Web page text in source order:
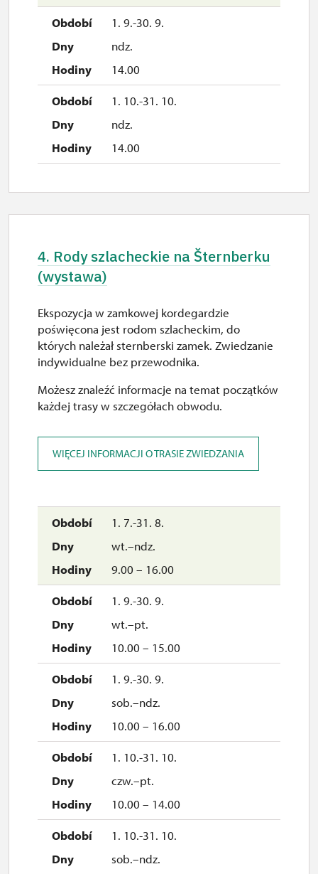
26. 12.
sob.
10.00 – 15.00
27. 12.
ndz.
10.00 – 15.00
28. 12.
10.00 – 15.00
wt.
30. 12.
śr.
10.00 – 15.00
1. 9.-30. 9.
ndz.
14.00
1. 10.-31. 10.
ndz.
14.00
4. Rody szlacheckie na Šternberku
(wystawa)
1. 7.-31. 8.
wt.–ndz.
9.00 – 16.00
1. 9.-30. 9.
wt.–pt.
10.00 – 15.00
1. 9.-30. 9.
sob.–ndz.
10.00 – 16.00
1. 10.-31. 10.
czw.–pt.
10.00 – 14.00
1. 10.-31. 10.
sob.–ndz.
Ekspozycja w zamkowej kordegardzie
poświęcona jest rodom szlacheckim, do
których należał sternberski zamek. Zwiedzanie
indywidualne bez przewodnika.
Możesz znaleźć informacje na temat początków
każdej trasy w szczegółach obwodu.
WIĘCEJ INFORMACJI O TRASIE ZWIEDZANIA